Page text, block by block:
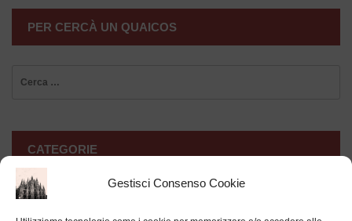
Gestisci Consenso Cookie
PER CERCÀ UN QUAICOS
CATEGORIE
Attualità